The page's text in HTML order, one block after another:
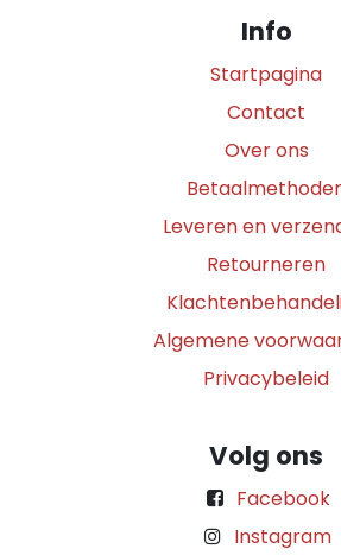
Info
Startpagina
Contact
Over ons
Leveren en
Retourneren
Algemene
Privacybeleid
Volg ons
Facebook
Instagram